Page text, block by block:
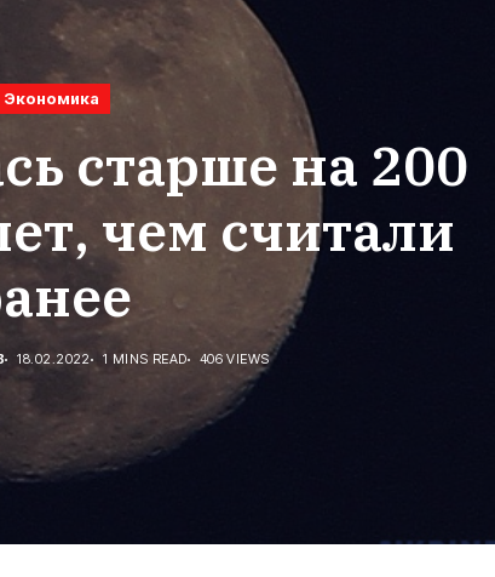
Экономика
старше на 200
чем считали
18.02.2022 1 MINS READ 406 VIEWS